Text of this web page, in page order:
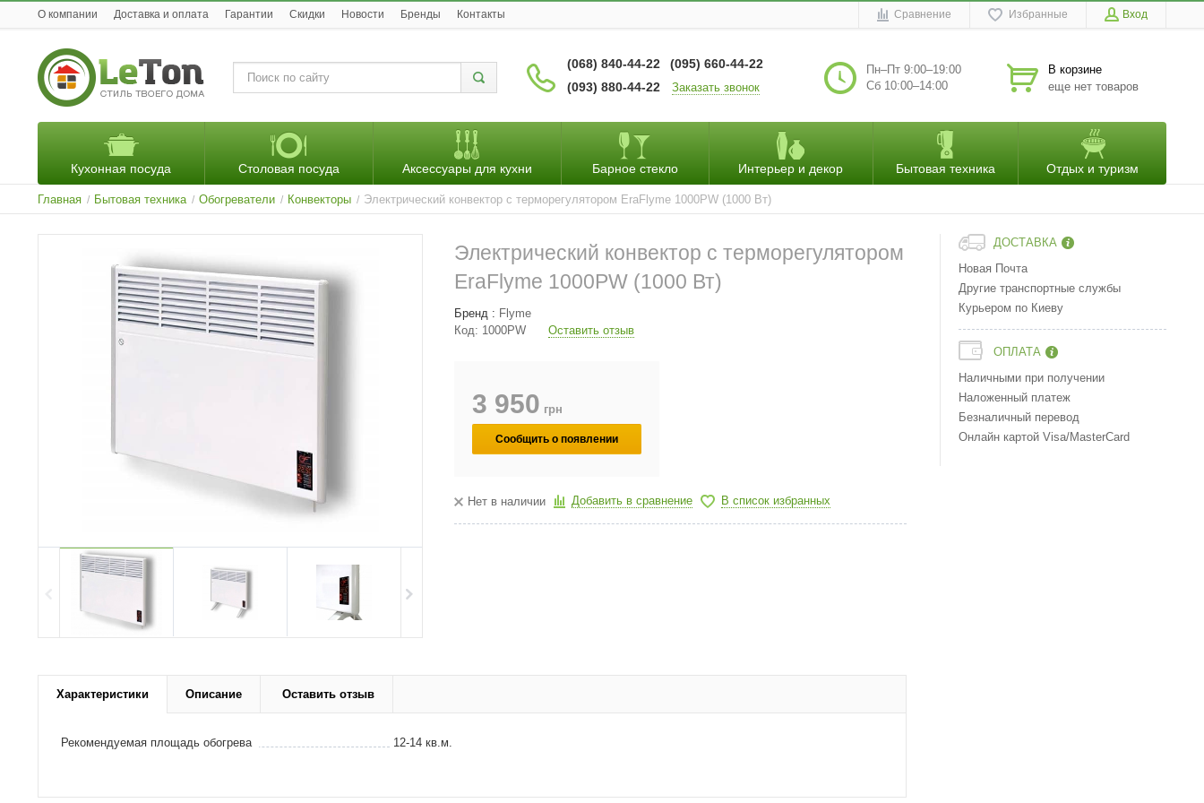
O компании Доставка и оплата Гарантии Скидки Новости Бренды Контакты Сравнение Избранные Вход
(068) 840-44-22
(095) 660-44-22
(093) 880-44-22
Заказать звонок
Пн–Пт 9:00–19:00
Сб 10:00–14:00
В корзине
еще нет товаров
Кухонная посуда Столовая посуда Аксессуары для кухни Барное стекло Интерьер и декор Бытовая техника Отдых и туризм
Главная / Бытовая техника / Обогреватели / Конвекторы / Электрический конвектор с терморегулятором EraFlyme 1000РW (1000 Вт)
ДОСТАВКА
Новая Почта
Другие транспортные службы
Курьером по Киеву
ОПЛАТА
Наличными при получении
Наложенный платеж
Безналичный перевод
Онлайн картой Visa/MasterCard
Электрический конвектор с терморегулятором
EraFlyme 1000РW (1000 Вт)
Бренд : Flyme
Код: 1000РW Оставить отзыв
3 950 грн
Сообщить о появлении
Нет в наличии Добавить в сравнение В список избранных
Характеристики Описание Оставить отзыв
Рекомендуемая площадь обогрева 12-14 кв.м.